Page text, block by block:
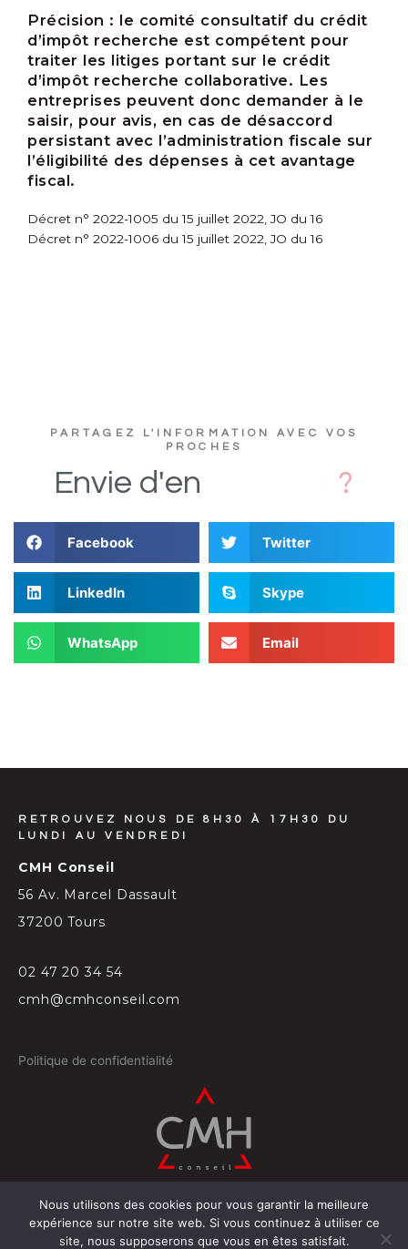
Précision : le comité consultatif du crédit
d’impôt recherche est compétent pour
traiter les litiges portant sur le crédit
d’impôt recherche collaborative. Les
entreprises peuvent donc demander à le
saisir, pour avis, en cas de désaccord
persistant avec l’administration fiscale sur
l’éligibilité des dépenses à cet avantage
fiscal.
Décret n° 2022-1005 du 15 juillet 2022, JO du 16
Décret n° 2022-1006 du 15 juillet 2022, JO du 16
PARTAGEZ L'INFORMATION AVEC VOS
PROCHES
Envie d'en
Facebook Twitter
LinkedIn Skype
WhatsApp Email
RETROUVEZ NOUS DE 8H30 À 17H30 DU
LUNDI AU VENDREDI
CMH Conseil
56 Av. Marcel Dassault
37200 Tours
02 47 20 34 54
cmh@cmhconseil.com
Politique de confidentialité
© 2026 Conçu par Projectil-Sogepress à Tours
Nous utilisons des cookies pour vous garantir la meilleure
expérience sur notre site web. Si vous continuez à utiliser ce
site, nous supposerons que vous en êtes satisfait.